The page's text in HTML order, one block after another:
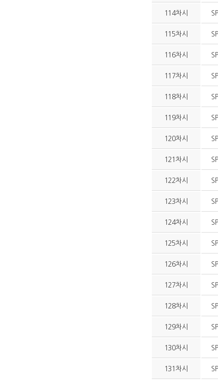
114차시
115차시
116차시
117차시
118차시
119차시
120차시
121차시
122차시
123차시
124차시
125차시
126차시
127차시
128차시
129차시
130차시
131차시